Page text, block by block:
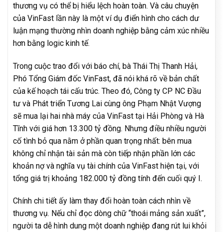
thương vụ có thể bị hiểu lệch hoàn toàn. Và câu chuyện
của VinFast lần này là một ví dụ điển hình cho cách dư
luận mạng thường nhìn doanh nghiệp bằng cảm xúc nhiều
hơn bằng logic kinh tế.
Trong cuộc trao đổi với báo chí, bà Thái Thị Thanh Hải,
Phó Tổng Giám đốc VinFast, đã nói khá rõ về bản chất
của kế hoạch tái cấu trúc. Theo đó, Công ty CP NC Đầu
tư và Phát triển Tương Lai cùng ông Phạm Nhật Vượng
sẽ mua lại hai nhà máy của VinFast tại Hải Phòng và Hà
Tĩnh với giá hơn 13.300 tỷ đồng. Nhưng điều nhiều người
cố tình bỏ qua nằm ở phần quan trọng nhất: bên mua
không chỉ nhận tài sản mà còn tiếp nhận phần lớn các
khoản nợ và nghĩa vụ tài chính của VinFast hiện tại, với
tổng giá trị khoảng 182.000 tỷ đồng tính đến cuối quý I.
Chính chi tiết ấy làm thay đổi hoàn toàn cách nhìn về
thương vụ. Nếu chỉ đọc dòng chữ “thoái mảng sản xuất”,
người ta dễ hình dung một doanh nghiệp đang rút lui khỏi